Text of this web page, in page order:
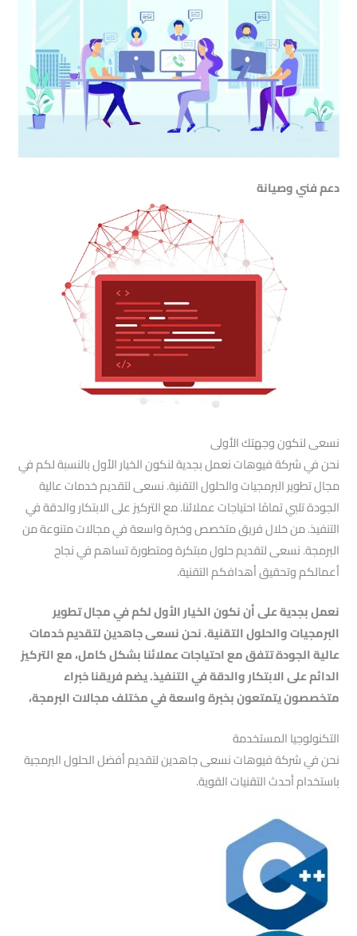
دعم فني وصيانة
نسعى لنكون وجهتك الأولى
نحن في شركة فيوهات نعمل بجدية لنكون الخيار الأول بالنسبة لكم في
مجال تطوير البرمجيات والحلول التقنية. نسعى لتقديم خدمات عالية
الجودة تلبي تمامًا احتياجات عملائنا. مع التركيز على الابتكار والدقة في
التنفيذ. من خلال فريق متخصص وخبرة واسعة في مجالات متنوعة من
البرمجة. نسعى لتقديم حلول مبتكرة ومتطورة تساهم في نجاح
أعمالكم وتحقيق أهدافكم التقنية.
نعمل بجدية على أن نكون الخيار الأول لكم في مجال تطوير
البرمجيات والحلول التقنية. نحن نسعى جاهدين لتقديم خدمات
عالية الجودة تتفق مع احتياجات عملائنا بشكل كامل، مع التركيز
الدائم على الابتكار والدقة في التنفيذ. يضم فريقنا خبراء
متخصصون يتمتعون بخبرة واسعة في مختلف مجالات البرمجة،
التكنولوجيا المستخدمة
نحن في شركة فيوهات نسعى جاهدين لتقديم أفضل الحلول البرمجية
باستخدام أحدث التقنيات القوية.